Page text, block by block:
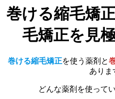
巻ける縮毛矯
毛矯正を見
巻ける縮毛矯正を使う薬剤と
ありま
どんな薬剤を使って